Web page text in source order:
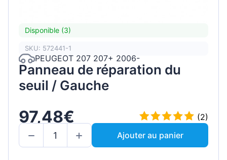
Disponible (3)
SKU: 572441-1
PEUGEOT 207 207+ 2006-
Panneau de réparation du
seuil / Gauche
97,48€
(2)
Ajouter au panier